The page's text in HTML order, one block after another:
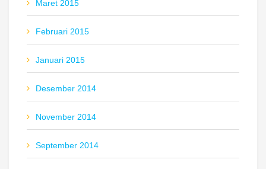
Maret 2015
Februari 2015
Januari 2015
Desember 2014
November 2014
September 2014